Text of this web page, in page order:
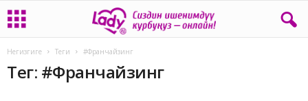
Негизгиге Теги #Франчайзинг
Тег: #Франчайзинг